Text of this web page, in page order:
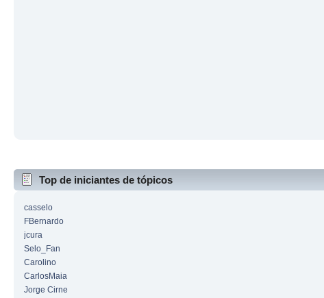
Top de iniciantes de tópicos
casselo
FBernardo
jcura
Selo_Fan
Carolino
CarlosMaia
Jorge Cirne